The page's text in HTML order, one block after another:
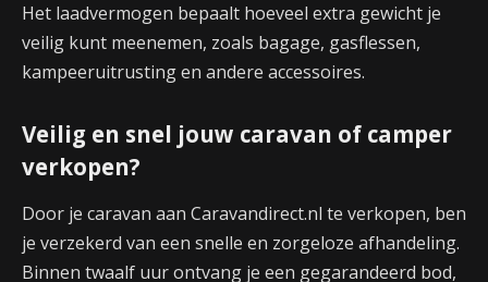
Het laadvermogen bepaalt hoeveel extra gewicht je
veilig kunt meenemen, zoals bagage, gasflessen,
kampeeruitrusting en andere accessoires.
Veilig en snel jouw caravan of camper
verkopen?
Door je caravan aan Caravandirect.nl te verkopen, ben
je verzekerd van een snelle en zorgeloze afhandeling.
Binnen twaalf uur ontvang je een gegarandeerd bod,